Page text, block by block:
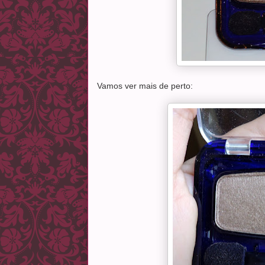
Vamos ver mais de perto: